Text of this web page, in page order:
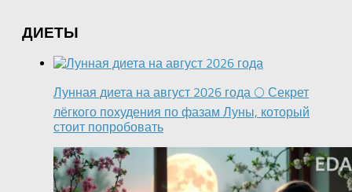
ДИЕТЫ
Лунная диета на август 2026 года 🌕 Секрет
лёгкого похудения по фазам Луны, который
стоит попробовать